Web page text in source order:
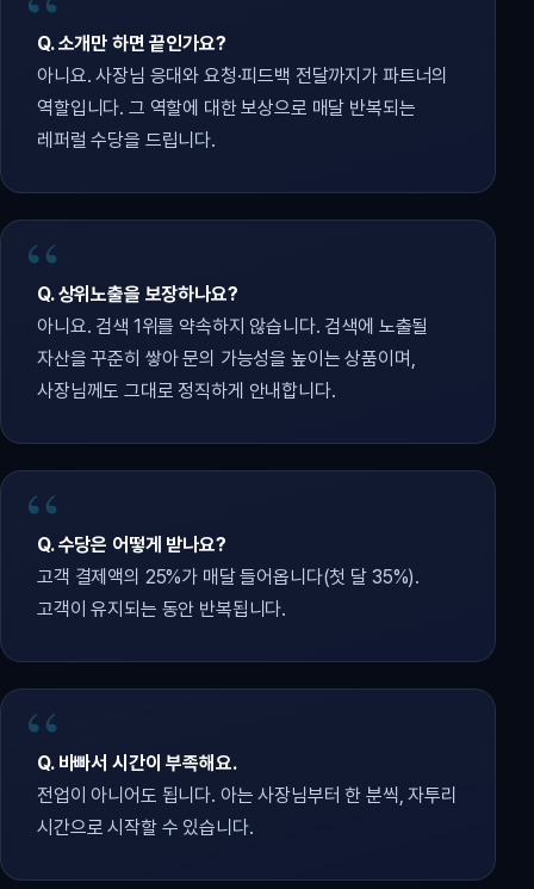
Q. 소개만 하면 끝인가요?
아니요. 사장님 응대와 요청·피드백 전달까지가 파트너의
역할입니다. 그 역할에 대한 보상으로 매달 반복되는
레퍼럴 수당을 드립니다.
Q. 상위노출을 보장하나요?
아니요. 검색 1위를 약속하지 않습니다. 검색에 노출될
자산을 꾸준히 쌓아 문의 가능성을 높이는 상품이며,
사장님께도 그대로 정직하게 안내합니다.
Q. 수당은 어떻게 받나요?
고객 결제액의 25%가 매달 들어옵니다(첫 달 35%).
고객이 유지되는 동안 반복됩니다.
Q. 바빠서 시간이 부족해요.
전업이 아니어도 됩니다. 아는 사장님부터 한 분씩, 자투리
시간으로 시작할 수 있습니다.